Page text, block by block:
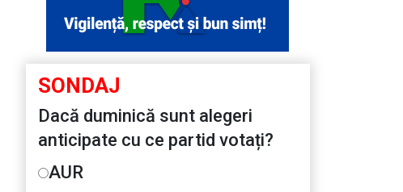
SONDAJ
Dacă duminică sunt alegeri
anticipate cu ce partid votați?
AUR